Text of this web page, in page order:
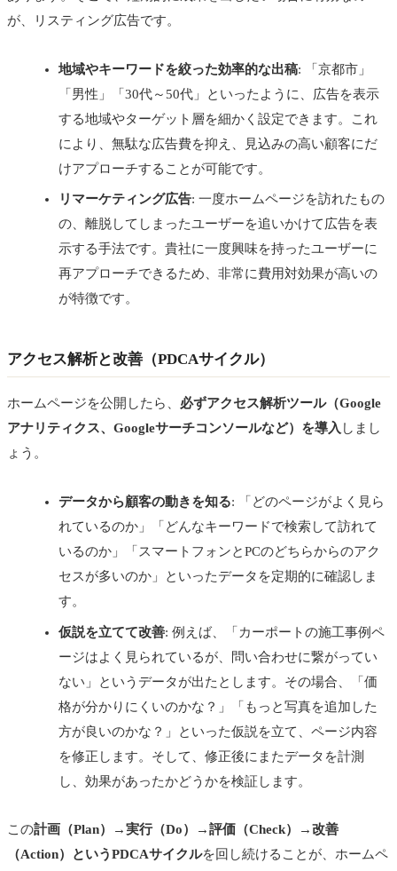
が、リスティング広告です。
地域やキーワードを絞った効率的な出稿: 「京都市」
「男性」「30代～50代」といったように、広告を表示
する地域やターゲット層を細かく設定できます。これ
により、無駄な広告費を抑え、見込みの高い顧客にだ
けアプローチすることが可能です。
リマーケティング広告: 一度ホームページを訪れたもの
の、離脱してしまったユーザーを追いかけて広告を表
示する手法です。貴社に一度興味を持ったユーザーに
再アプローチできるため、非常に費用対効果が高いの
が特徴です。
アクセス解析と改善（PDCAサイクル）
ホームページを公開したら、 必ずアクセス解析ツール（Google
アナリティクス、Googleサーチコンソールなど）を導入 しまし
ょう。
データから顧客の動きを知る: 「どのページがよく見ら
れているのか」「どんなキーワードで検索して訪れて
いるのか」「スマートフォンとPCのどちらからのアク
セスが多いのか」といったデータを定期的に確認しま
す。
仮説を立てて改善: 例えば、「カーポートの施工事例ペ
ージはよく見られているが、問い合わせに繋がってい
ない」というデータが出たとします。その場合、「価
格が分かりにくいのかな？」「もっと写真を追加した
方が良いのかな？」といった仮説を立て、ページ内容
を修正します。そして、修正後にまたデータを計測
し、効果があったかどうかを検証します。
この計画（Plan）→実行（Do）→評価（Check）→改善
（Action）というPDCAサイクルを回し続けることが、ホームペ